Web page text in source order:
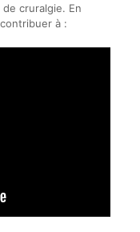
cruralgie. En
à :